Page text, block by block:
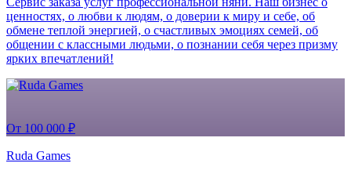
ценностях, о любви к людям, о доверии к миру и себе, об
обмене теплой энергией, о счастливых эмоциях семей, об
общении с классными людьми, о познании себя через призму
ярких впечатлений!
От 100 000 ₽
Ruda Games